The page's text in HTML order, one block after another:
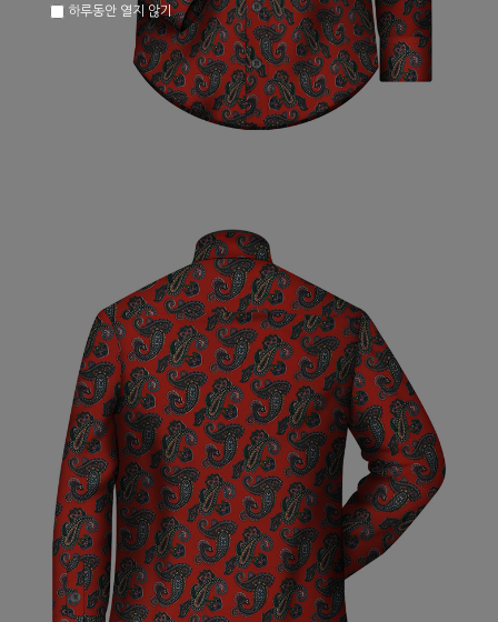
하루동안 열지 않기